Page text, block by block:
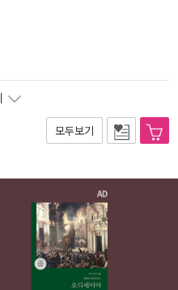
모두보기